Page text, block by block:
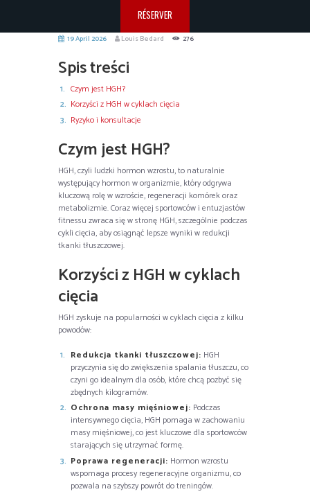
RÉSERVER
19 April 2026 Louis Bedard 276
Spis treści
Czym jest HGH?
Korzyści z HGH w cyklach cięcia
Ryzyko i konsultacje
Czym jest HGH?
HGH, czyli ludzki hormon wzrostu, to naturalnie
występujący hormon w organizmie, który odgrywa
kluczową rolę w wzroście, regeneracji komórek oraz
metabolizmie. Coraz więcej sportowców i entuzjastów
fitnessu zwraca się w stronę HGH, szczególnie podczas
cykli cięcia, aby osiągnąć lepsze wyniki w redukcji
tkanki tłuszczowej.
Korzyści z HGH w cyklach
cięcia
HGH zyskuje na popularności w cyklach cięcia z kilku
powodów:
Redukcja tkanki tłuszczowej: HGH
przyczynia się do zwiększenia spalania tłuszczu, co
czyni go idealnym dla osób, które chcą pozbyć się
zbędnych kilogramów.
Ochrona masy mięśniowej: Podczas
intensywnego cięcia, HGH pomaga w zachowaniu
masy mięśniowej, co jest kluczowe dla sportowców
starających się utrzymać formę.
Poprawa regeneracji: Hormon wzrostu
wspomaga procesy regeneracyjne organizmu, co
pozwala na szybszy powrót do treningów.